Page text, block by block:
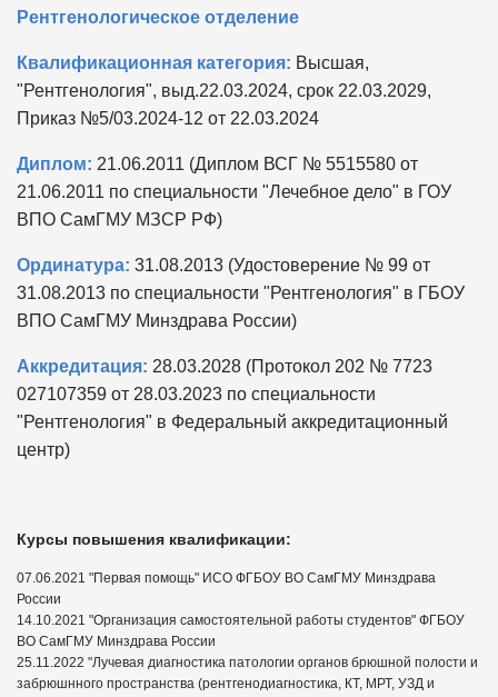
Рентгенологическое отделение
Квалификационная категория: Высшая,
"Рентгенология", выд.22.03.2024, срок 22.03.2029,
Приказ №5/03.2024-12 от 22.03.2024
Диплом: 21.06.2011 (Диплом ВСГ № 5515580 от
21.06.2011 по специальности "Лечебное дело" в ГОУ
ВПО СамГМУ МЗСР РФ)
Ординатура: 31.08.2013 (Удостоверение № 99 от
31.08.2013 по специальности "Рентгенология" в ГБОУ
ВПО СамГМУ Минздрава России)
Аккредитация: 28.03.2028 (Протокол 202 № 7723
027107359 от 28.03.2023 по специальности
"Рентгенология" в Федеральный аккредитационный
центр)
Курсы повышения квалификации:
07.06.2021 "Первая помощь" ИСО ФГБОУ ВО СамГМУ Минздрава
России
14.10.2021 "Организация самостоятельной работы студентов" ФГБОУ
ВО СамГМУ Минздрава России
25.11.2022 "Лучевая диагностика патологии органов брюшной полости и
забрюшнного пространства (рентгенодиагностика, КТ, МРТ, УЗД и